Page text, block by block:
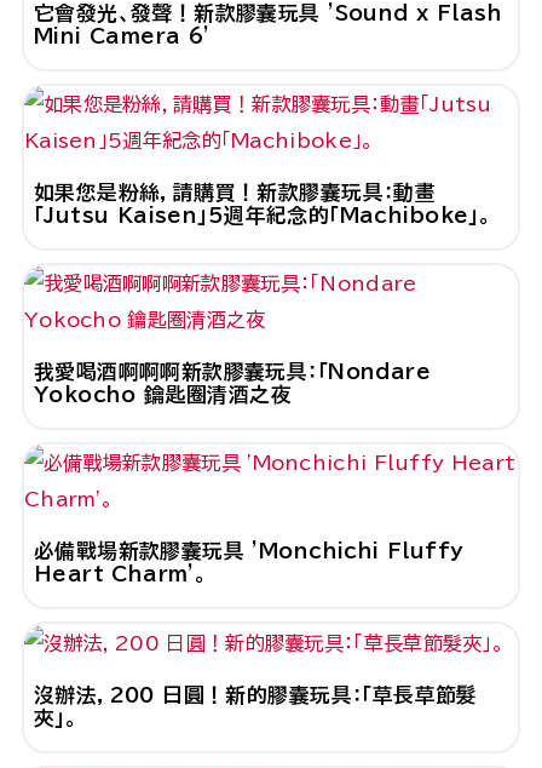
它會發光、發聲！新款膠囊玩具 'Sound x Flash
Mini Camera 6'
如果您是粉絲，請購買！新款膠囊玩具：動畫
「Jutsu Kaisen」5週年紀念的「Machiboke」。
我愛喝酒啊啊啊新款膠囊玩具：「Nondare
Yokocho 鑰匙圈清酒之夜
必備戰場新款膠囊玩具 'Monchichi Fluffy
Heart Charm'。
沒辦法，200 日圓！新的膠囊玩具：「草長草節髮
夾」。